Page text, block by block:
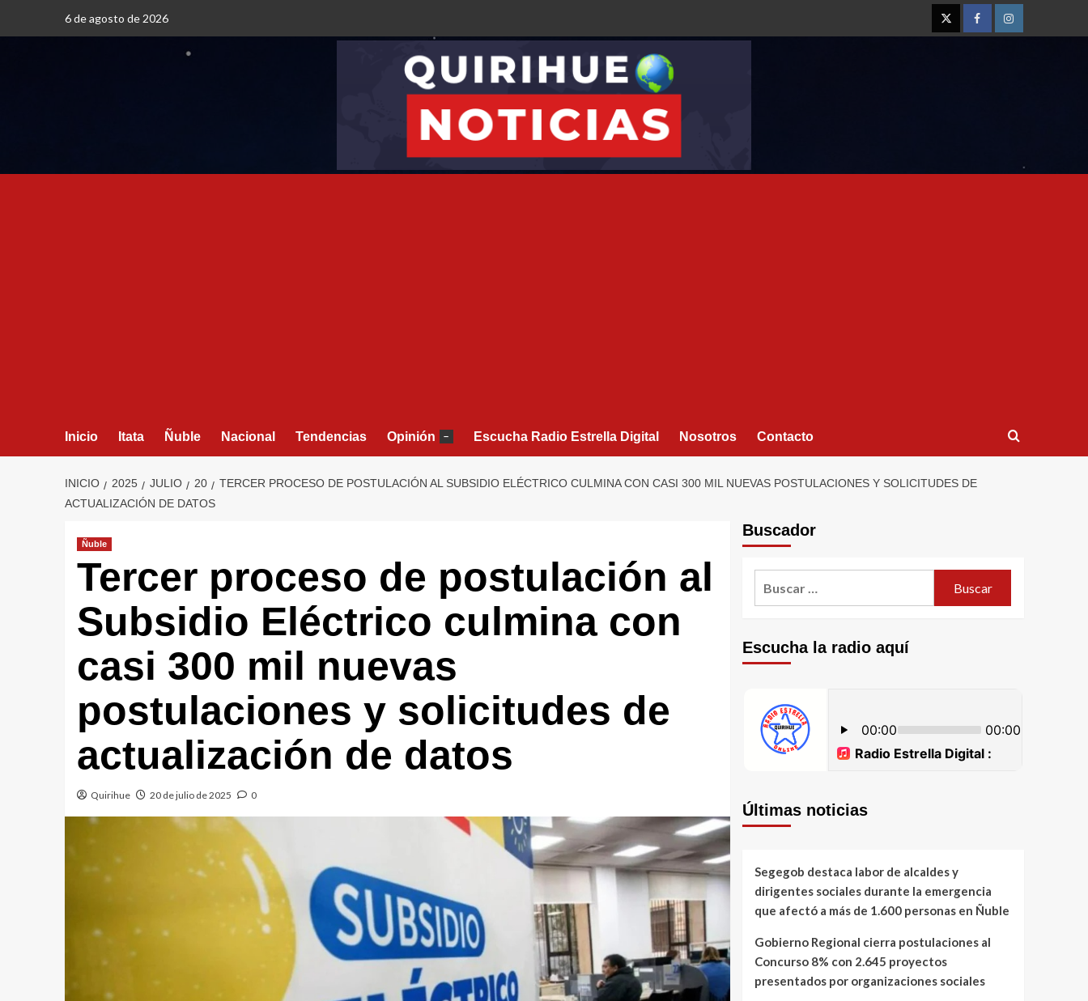
6 de agosto de 2026
Inicio Itata Ñuble Nacional Tendencias Opinión – Escucha Radio Estrella Digital Nosotros Contacto
INICIO 2025 JULIO 20
TERCER PROCESO DE POSTULACIÓN AL SUBSIDIO ELÉCTRICO CULMINA CON CASI 300 MIL NUEVAS POSTULACIONES Y SOLICITUDES DE
ACTUALIZACIÓN DE DATOS
Ñuble
Tercer proceso de postulación al
Subsidio Eléctrico culmina con
casi 300 mil nuevas
postulaciones y solicitudes de
actualización de datos
Quirihue 20 de julio de 2025 0
Buscador
Escucha la radio aquí
Últimas noticias
Segegob destaca labor de alcaldes y
dirigentes sociales durante la emergencia
que afectó a más de 1.600 personas en Ñuble
Gobierno Regional cierra postulaciones al
Concurso 8% con 2.645 proyectos
presentados por organizaciones sociales